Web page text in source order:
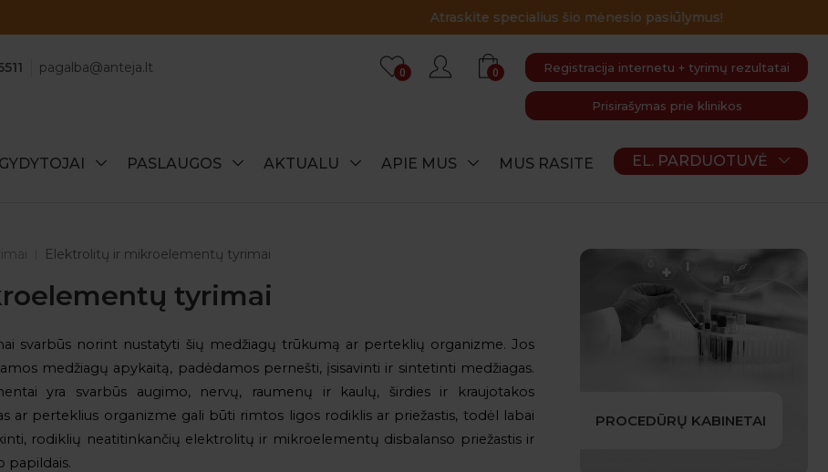
pagalba@anteja.lt Registracija internetu + tyrimų rezultatai
Prisirašymas prie klinikos
0 0
GYDYTOJAI PASLAUGOS AKTUALU APIE MUS MUS RASITE EL. PARDUOTUVĖ
Elektrolitų ir mikroelementų tyrimai
tyrimai
svarbūs norint nustatyti šių medžiagų trūkumą ar perteklių organizme. Jos
medžiagų apykaitą, padėdamos pernešti, įsisavinti ir sintetinti medžiagas.
yra svarbūs augimo, nervų, raumenų ir kaulų, širdies ir kraujotakos
ar perteklius organizme gali būti rimtos ligos rodiklis ar priežastis, todėl labai
rodiklių neatitinkančių elektrolitų ir mikroelementų disbalanso priežastis ir
papildais.
PROCEDŪRŲ KABINETAI